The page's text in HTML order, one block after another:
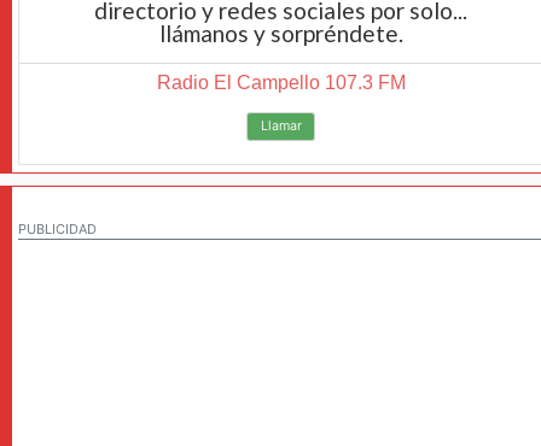
directorio y redes sociales por solo...
llámanos y sorpréndete.
Radio El Campello 107.3 FM
Llamar
PUBLICIDAD